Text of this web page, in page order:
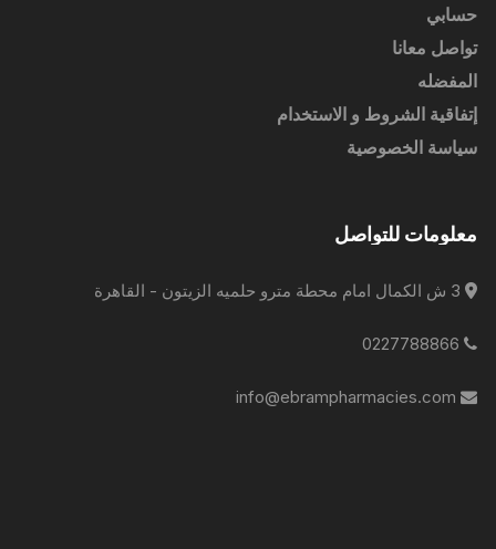
حسابي
تواصل معانا
المفضله
إتفاقية الشروط و الاستخدام
سياسة الخصوصية
معلومات للتواصل